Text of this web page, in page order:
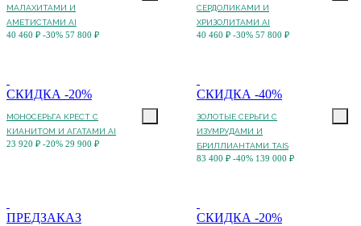
МАЛАХИТАМИ И
АМЕТИСТАМИ AI
40 460 ₽ -30% 57 800 ₽
СЕРДОЛИКАМИ И
ХРИЗОЛИТАМИ AI
40 460 ₽ -30% 57 800 ₽
СКИДКА -20%
МОНОСЕРЬГА КРЕСТ С
КИАНИТОМ И АГАТАМИ AI
23 920 ₽ -20% 29 900 ₽
СКИДКА -40%
ЗОЛОТЫЕ СЕРЬГИ С
ИЗУМРУДАМИ И
БРИЛЛИАНТАМИ TAIS
83 400 ₽ -40% 139 000 ₽
ПРЕДЗАКАЗ СКИДКА -20%